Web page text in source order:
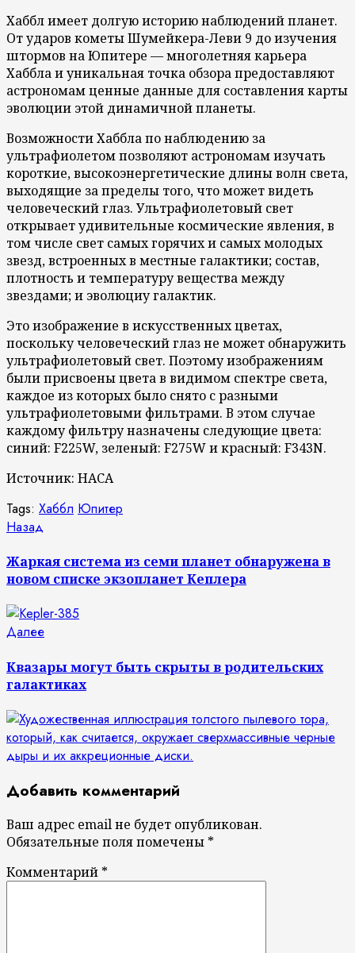
Хаббл имеет долгую историю наблюдений планет.
От ударов кометы Шумейкера-Леви 9 до изучения
штормов на Юпитере — многолетняя карьера
Хаббла и уникальная точка обзора предоставляют
астрономам ценные данные для составления карты
эволюции этой динамичной планеты.
Возможности Хаббла по наблюдению за
ультрафиолетом позволяют астрономам изучать
короткие, высокоэнергетические длины волн света,
выходящие за пределы того, что может видеть
человеческий глаз. Ультрафиолетовый свет
открывает удивительные космические явления, в
том числе свет самых горячих и самых молодых
звезд, встроенных в местные галактики; состав,
плотность и температуру вещества между
звездами; и эволюциу галактик.
Это изображение в искусственных цветах,
поскольку человеческий глаз не может обнаружить
ультрафиолетовый свет. Поэтому изображениям
были присвоены цвета в видимом спектре света,
каждое из которых было снято с разными
ультрафиолетовыми фильтрами. В этом случае
каждому фильтру назначены следующие цвета:
синий: F225W, зеленый: F275W и красный: F343N.
Источник: НАСА
Tags: Хаббл Юпитер
Продолжить
чтение
Назад
Жаркая система из семи планет обнаружена в
новом списке экзопланет Кеплера
ДалееСледующая
Квазары могут быть скрыты в родительских
галактиках
Добавить комментарий
Ваш адрес email не будет опубликован.
Обязательные поля помечены *
Комментарий *